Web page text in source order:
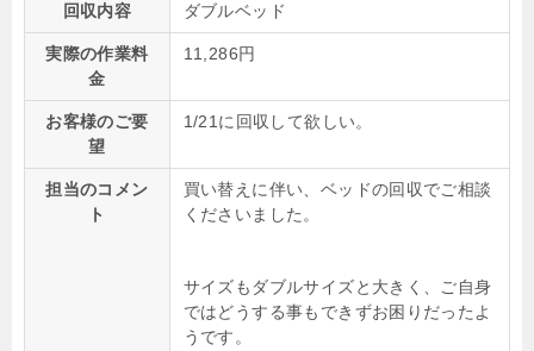
回収内容 ダブルベッド
実際の作業料
金
11,286円
お客様のご要
望
1/21に回収して欲しい。
担当のコメン
ト
買い替えに伴い、ベッドの回収でご相談
くださいました。
サイズもダブルサイズと大きく、ご自身
ではどうする事もできずお困りだったよ
うです。